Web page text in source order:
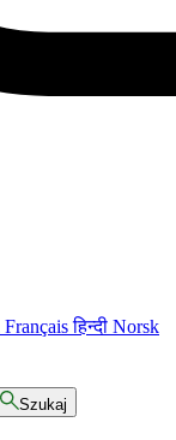
Françaisहिन्दी Norsk
Szukaj